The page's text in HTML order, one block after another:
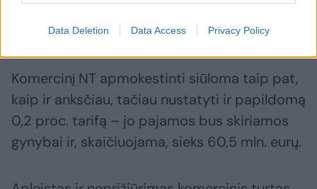
Data Deletion Data Access Privacy Policy
gyventojams.
Komercinį NT apmokestinti siūloma taip pat,
kaip ir anksčiau, tačiau nustatyti ir papildomą
0,2 proc. tarifą – jo pajamos bus skiriamos
gynybai ir, skaičiuojama, sieks 60,5 mln. eurų.